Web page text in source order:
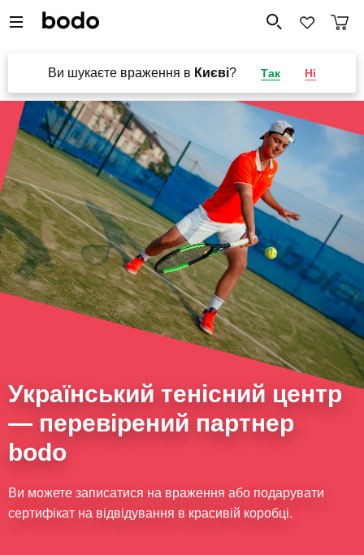
Ви шукаєте враження в Києві? Так Ні
Український тенісний центр
— перевірений партнер
bodo
Ви можете записатися на враження або подарувати
сертифікат на відвідування в красивій коробці.